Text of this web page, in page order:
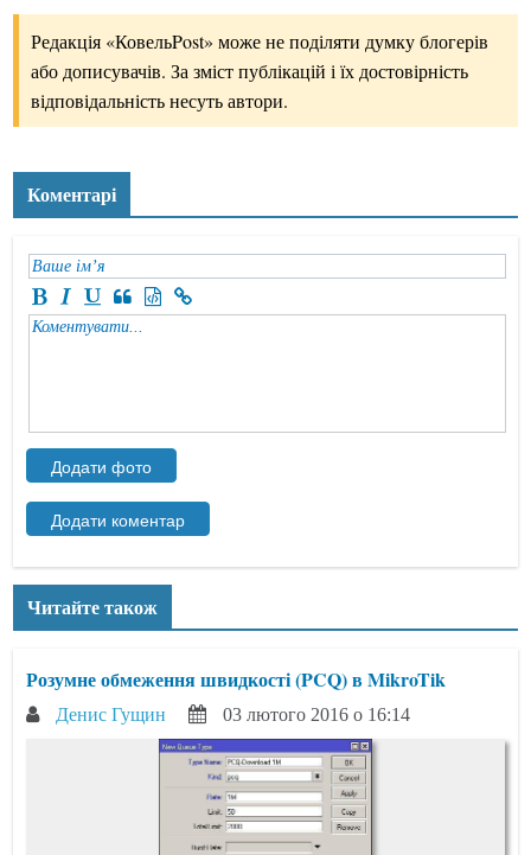
Редакція «КовельPost» може не поділяти думку блогерів
або дописувачів. За зміст публікацій і їх достовірність
відповідальність несуть автори.
Коментарі
Читайте також
Розумне обмеження швидкості (PCQ) в MikroTik
Денис Гущин 03 лютого 2016 о 16:14